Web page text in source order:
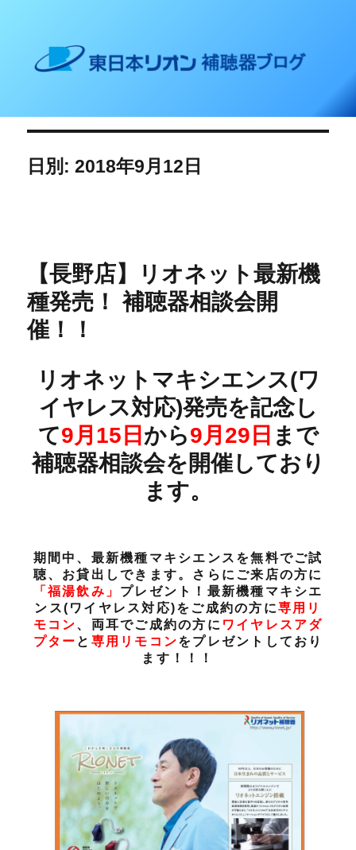
東日本リオン 補聴器ブログ
日別: 2018年9月12日
【長野店】リオネット最新機
種発売！ 補聴器相談会開
催！！
リオネットマキシエンス(ワ
イヤレス対応)発売を記念し
て9月15日 から9月29日 まで
補聴器相談会を開催しており
ます。
期間中、最新機種マキシエンスを無料でご試
聴、お貸出しできます。さらにご来店の方に
「福湯飲み」 プレゼント！最新機種マキシエ
ンス(ワイヤレス対応)をご成約の方に専用リ
モコン、両耳でご成約の方に ワイヤレスアダ
プター と 専用リモコンをプレゼントしており
ます！！！